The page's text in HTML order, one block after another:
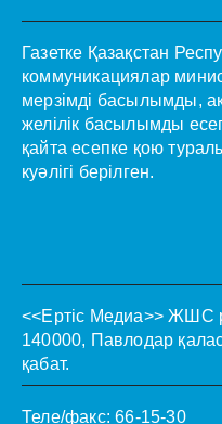
Газетке Қазақстан
коммуникациялар
мерзімді басылымды,
желілік басылымды
қайта есепке қою
куәлігі берілген.
<<Ертіс Медиа>> ЖШС
140000, Павлодар
қабат.
Теле/факс: 66-15-30